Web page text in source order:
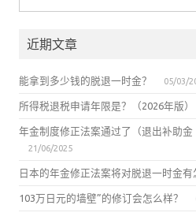
索：
近期文章
能拿到多少钱的脱退一时金？ 05/03/
所得税退税申请年限是？（2026年版）
年金制度修正法案通过了（退出补助金
21/06/2025
日本的年金修正法案将对脱退一时金有
103万日元的墙壁”的修订会怎么样？